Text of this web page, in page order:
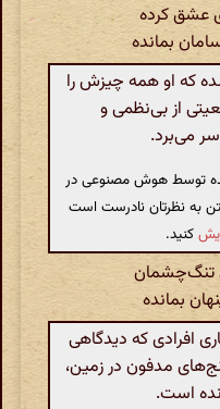
عشق کرده
بمانده
که او همه چیزش را
از بی‌نظمی و
می‌برد.
توسط هوش مصنوعی در
به نظرتان نادرست است
کنید.
بمانده
افرادی که دیدگاهی
مدفون در زمین،
است.